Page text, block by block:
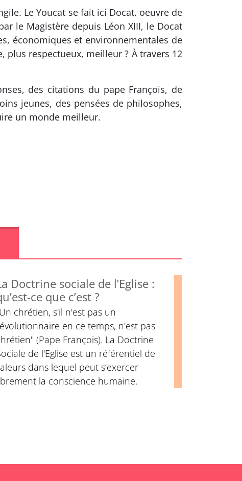
Le Youcat se fait ici Docat. oeuvre de
le Magistère depuis Léon XIII, le Docat
économiques et environnementales de
respectueux, meilleur ? À travers 12
des citations du pape François, de
jeunes, des pensées de philosophes,
un monde meilleur.
Doctrine sociale de l’Eglise :
ce que c’est ?
chrétien, s'il n'est pas un
en ce temps, n'est pas
(Pape François). La Doctrine
de l'Eglise est un référentiel de
dans lequel peut s’exercer
la conscience humaine.